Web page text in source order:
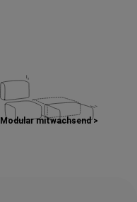
Modular mitwachsend >